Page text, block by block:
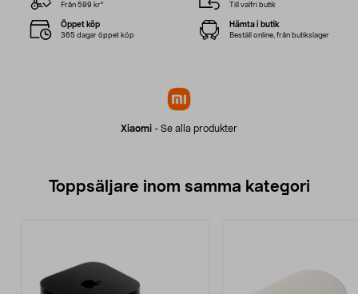
Xiaomi - Se alla produkter
Från 599 kr* Till valfri butik
Öppet köp
365 dagar öppet köp
Hämta i butik
Beställ online, från butikslager
Toppsäljare inom samma kategori